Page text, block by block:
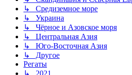
↳ Средиземное море
↳ Украина
↳ Чёрное и Азовское моря
↳ Центральная Азия
↳ Юго-Восточная Азия
↳ Другое
Регаты
↳ 2021